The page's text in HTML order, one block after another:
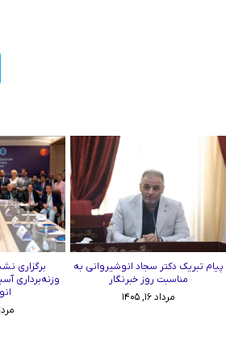
پیام تبریک دکتر سجاد انوشیروانی به
مناسبت روز خبرنگار
مرداد ۱۶, ۱۴۰۵
برگزاری
وزنه‌برداری
مرداد